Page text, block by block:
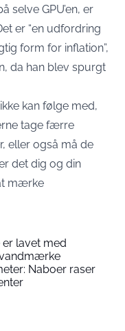
selve GPU’en, er
er “en udfordring
form for inflation”,
, da han blev spurgt
kan følge med,
tage færre
eller også må de
det dig og din
mærke
lavet med
vandmærke
Naboer raser